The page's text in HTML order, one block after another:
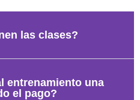
las clases?
entrenamiento una
el pago?